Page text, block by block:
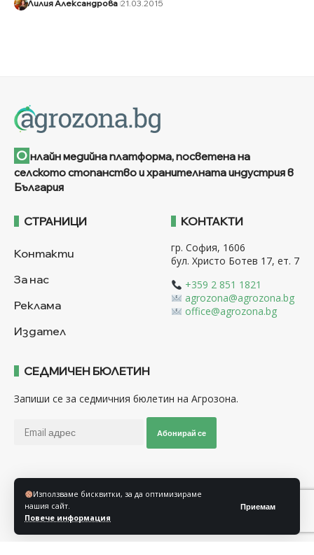
Използваме бисквитки, за да оптимизираме
нашия сайт.
Повече информация
Приемам
Лилия Александрова 21.03.2015
О нлайн медийна платформа, посветена на
селското стопанство и хранителната индустрия в
България
СТРАНИЦИ
Контакти
За нас
Реклама
Издател
КОНТАКТИ
гр. София, 1606
бул. Христо Ботев 17, ет. 7
+359 2 851 1821
agrozona@agrozona.bg
office@agrozona.bg
СЕДМИЧЕН БЮЛЕТИН
Запиши се за седмичния бюлетин на Агрозона.
Абонирай се
Последвайте ни